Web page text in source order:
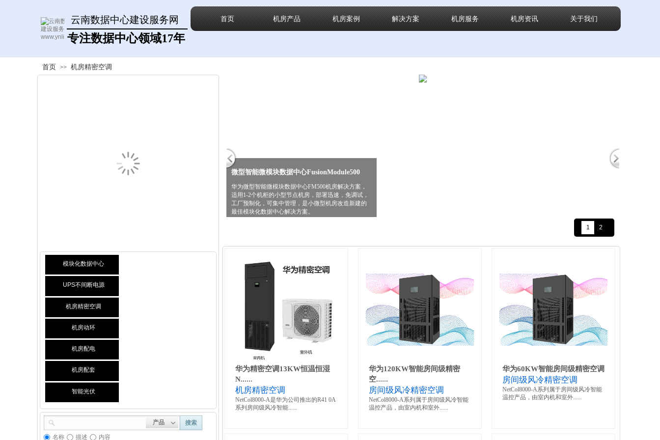
首页 机房产品 机房案例 解决方案 机房服务 机房资讯 关于我们
云南数据中心建设服务网
专注数据中心领域17年
首页 >> 机房精密空调
产品 搜索
名称 描述 内容
模块化数据中心
UPS不间断电源
机房精密空调
机房动环
机房配电
机房配套
智能光伏
华为精密空调13KW恒温恒湿
N......
机房精密空调
NetCol8000-A是华为公司推出的R41 0A
系列房间级风冷智能......
华为120KW智能房间级精密
空......
房间级风冷精密空调
NetCol8000-A系列属于房间级风冷智能
温控产品，由室内机和室外......
华为60KW智能房间级精密空调
房间级风冷精密空调
NetCol8000-A系列属于房间级风冷智能
温控产品，由室内机和室外......